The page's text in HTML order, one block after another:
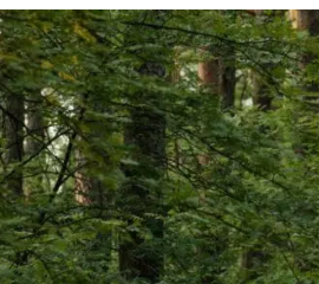
Sveikata
Technologijos
Indėlių palūkanos
Dienos naujienos
Ekonomikos naujienos